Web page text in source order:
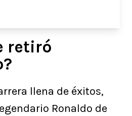
retiró
llena de éxitos,
Ronaldo de